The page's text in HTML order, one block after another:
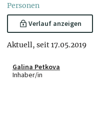
Personen
Verlauf anzeigen
Aktuell, seit 17.05.2019
Galina Petkova
Inhaber/in